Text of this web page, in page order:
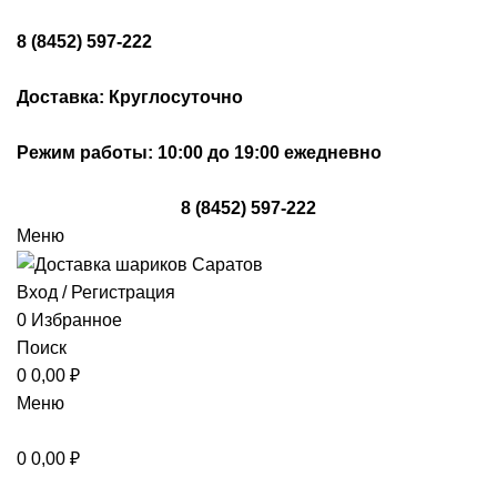
8 (8452) 597-222
Доставка: Круглосуточно
Режим работы: 10:00 до 19:00 ежедневно
8 (8452) 597-222
Меню
Вход / Регистрация
0 Избранное
Поиск
0 0,00 ₽
Меню
0 0,00 ₽